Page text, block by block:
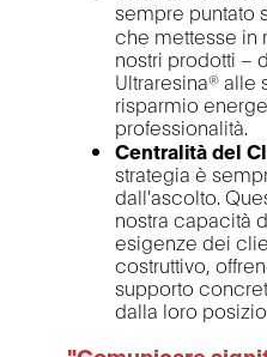
sempre puntato
che mettesse in
nostri prodotti –
Ultraresina® alle
risparmio
professionalità.
Centralità del
strategia è
dall'ascolto.
nostra capacità
esigenze dei
costruttivo,
supporto
dalla loro